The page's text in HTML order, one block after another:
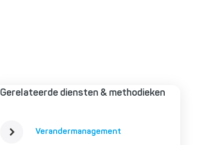
Gerelateerde diensten & methodieken
Verandermanagement